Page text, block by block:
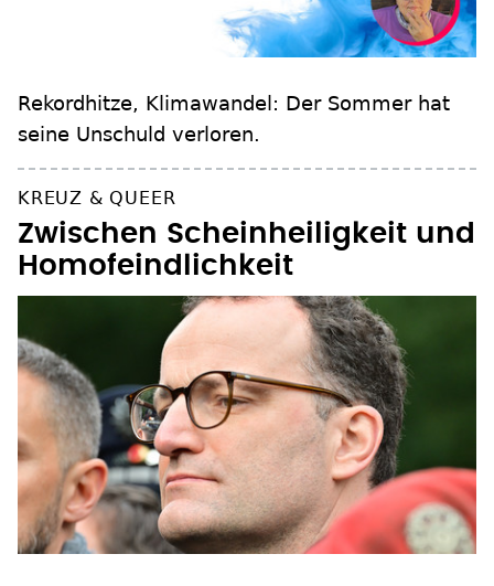
Rekordhitze, Klimawandel: Der Sommer hat
KREUZ & QUEER
Zwischen Scheinheiligkeit und